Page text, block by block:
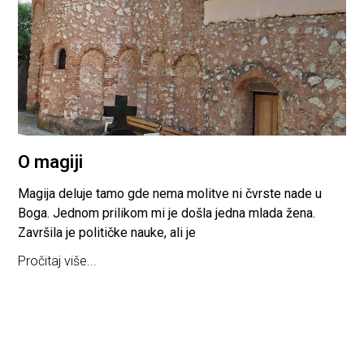
O magiji
Magija deluje tamo gde nema molitve ni čvrste nade u
Boga. Jednom prilikom mi je došla jedna mlada žena.
Završila je političke nauke, ali je
Pročitaj više...